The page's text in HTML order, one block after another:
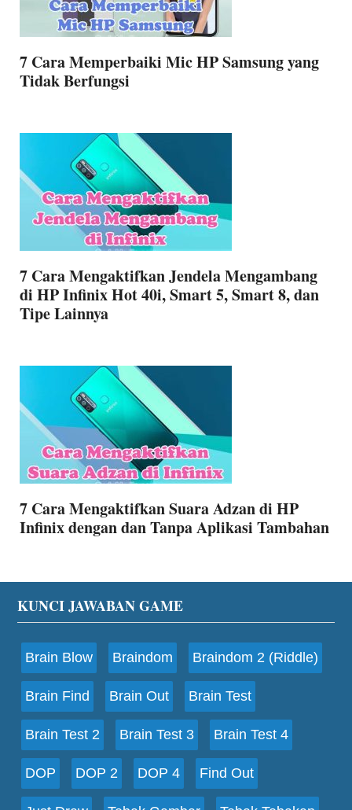
7 Cara Memperbaiki Mic HP Samsung yang
Tidak Berfungsi
7 Cara Mengaktifkan Jendela Mengambang
di HP Infinix Hot 40i, Smart 5, Smart 8, dan
Tipe Lainnya
7 Cara Mengaktifkan Suara Adzan di HP
Infinix dengan dan Tanpa Aplikasi Tambahan
Footer
KUNCI JAWABAN GAME
Brain Blow Braindom Braindom 2 (Riddle)
Brain Find Brain Out Brain Test
Brain Test 2 Brain Test 3 Brain Test 4
DOP DOP 2 DOP 4 Find Out